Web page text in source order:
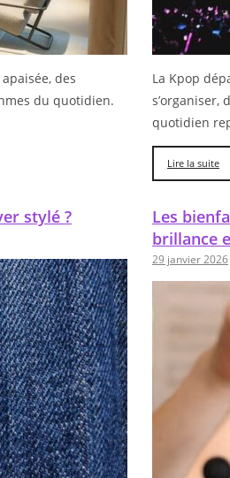
des
du quotidien.
La Kpop
s’organiser,
quotidien
Lire la suite
stylé ?
Les
brillance
29 janvier 2026